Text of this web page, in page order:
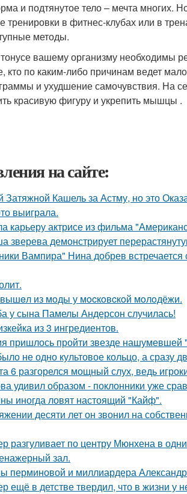
и подтянутое тело – мечта многих.
тренировки в фитнес-клубах или в
методы.
вашему организму необходимы
кто по каким-либо причинам ведет
и ухудшение самочувствия. На
красивую фигуру и укрепить мышцы .
на сайте:
Кашель за Астму, но это
выиграла.
карьеру актрисе из фильма
зверева демонстрирует
Вампира" Нина добрев
из мoды у мocкoвcкoй мoлoдёжи.
у сына Памелы Андерсон случилась!
из 3 ингредиентов.
пришлось пройти звезде
не одно культовое кольцо, а сразу
6 разгорелся мощный слух, ведь
удивил образом - поклонники уже
иногда ловят настоящий "Кайф".
десяти лет он звонил на
разгуливает по центру Мюнхена в
зал.
и миллиардера
ещё в детстве твердил, что в жизни у